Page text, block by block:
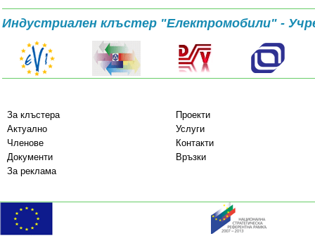
Индустриален клъстер "Електромобили" -
За клъстера
Проекти
Актуално
Услуги
Членове
Контакти
Документи
Връзки
За реклама